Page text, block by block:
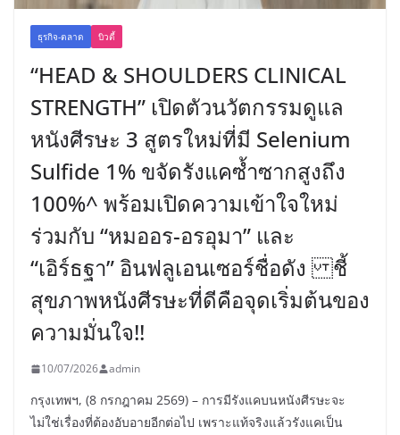
ธุรกิจ-ตลาด บิวตี้
“HEAD & SHOULDERS CLINICAL
STRENGTH” เปิดตัวนวัตกรรมดูแล
หนังศีรษะ 3 สูตรใหม่ที่มี Selenium
Sulfide 1% ขจัดรังแคซ้ำซากสูงถึง
100%^ พร้อมเปิดความเข้าใจใหม่
ร่วมกับ “หมออร-อรอุมา” และ
“เอิร์ธฐา” อินฟลูเอนเซอร์ชื่อดัง ชี้
สุขภาพหนังศีรษะที่ดีคือจุดเริ่มต้นของ
ความมั่นใจ!!
10/07/2026 admin
กรุงเทพฯ, (8 กรกฎาคม 2569) – การมีรังแคบนหนังศีรษะจะ
ไม่ใช่เรื่องที่ต้องอับอายอีกต่อไป เพราะแท้จริงแล้วรังแคเป็น